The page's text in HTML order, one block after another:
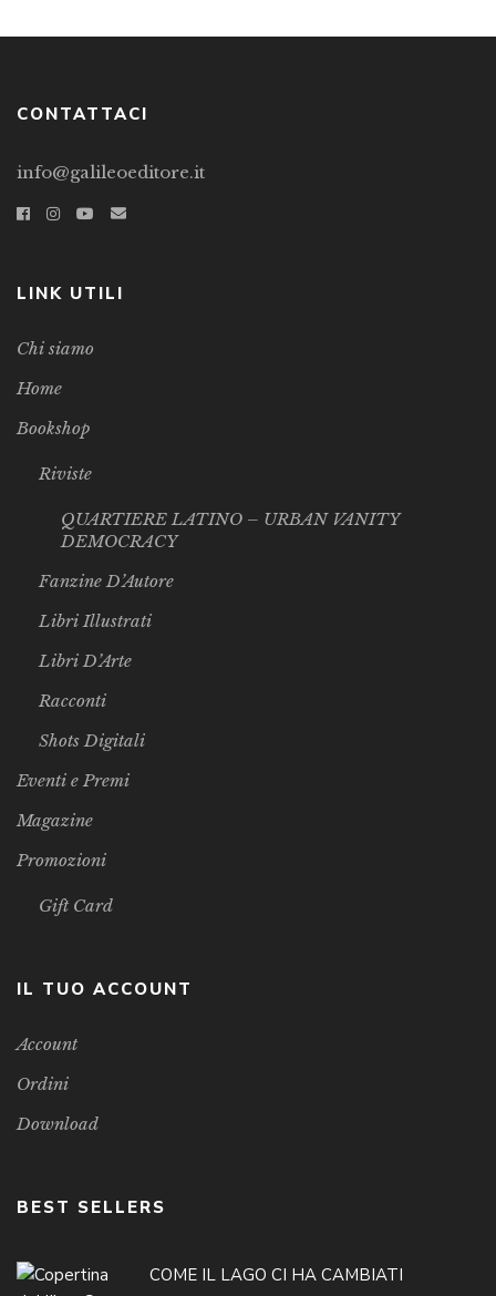
CONTATTACI
info@galileoeditore.it
LINK UTILI
Chi siamo
Home
Bookshop
Riviste
QUARTIERE LATINO – URBAN VANITY
DEMOCRACY
Fanzine D’Autore
Libri Illustrati
Libri D’Arte
Racconti
Shots Digitali
Eventi e Premi
Magazine
Promozioni
Gift Card
IL TUO ACCOUNT
Account
Ordini
Download
BEST SELLERS
COME IL LAGO CI HA CAMBIATI